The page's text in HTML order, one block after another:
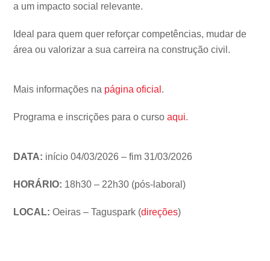
a um impacto social relevante.
Ideal para quem quer reforçar competências, mudar de
área ou valorizar a sua carreira na construção civil.
Mais informações na página oficial .
Programa e inscrições para o cursoaqui.
DATA: início 04/03/2026 – fim 31/03/2026
HORÁRIO: 18h30 – 22h30 (pós-laboral)
LOCAL:Oeiras – Taguspark (direções)